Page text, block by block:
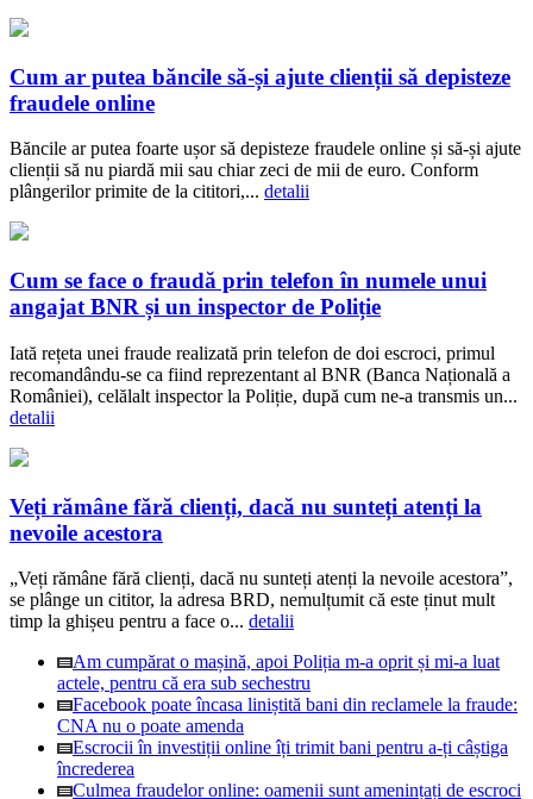
Cum ar putea băncile să-și ajute clienții să depisteze
fraudele online
Băncile ar putea foarte ușor să depisteze fraudele online și să-și ajute
clienții să nu piardă mii sau chiar zeci de mii de euro. Conform
plângerilor primite de la cititori,... detalii
Cum se face o fraudă prin telefon în numele unui
angajat BNR și un inspector de Poliție
Iată rețeta unei fraude realizată prin telefon de doi escroci, primul
recomandându-se ca fiind reprezentant al BNR (Banca Națională a
României), celălalt inspector la Poliție, după cum ne-a transmis un...
detalii
Veți rămâne fără clienți, dacă nu sunteți atenți la
nevoile acestora
„Veți rămâne fără clienți, dacă nu sunteți atenți la nevoile acestora”,
se plânge un cititor, la adresa BRD, nemulțumit că este ținut mult
timp la ghișeu pentru a face o... detalii
Am cumpărat o mașină, apoi Poliția m-a oprit și mi-a luat
actele, pentru că era sub sechestru
Facebook poate încasa liniștită bani din reclamele la fraude:
CNA nu o poate amenda
Escrocii în investiții online îți trimit bani pentru a-ți câștiga
încrederea
Culmea fraudelor online: oamenii sunt amenințați de escroci